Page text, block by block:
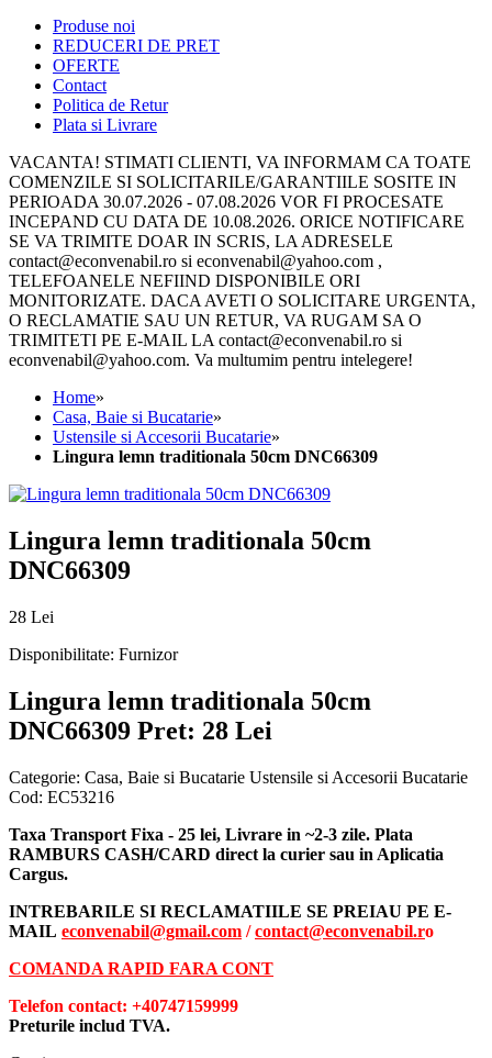
Produse noi
REDUCERI DE PRET
OFERTE
Contact
Politica de Retur
Plata si Livrare
VACANTA! STIMATI CLIENTI, VA INFORMAM CA TOATE
COMENZILE SI SOLICITARILE/GARANTIILE SOSITE IN
PERIOADA 30.07.2026 - 07.08.2026 VOR FI PROCESATE
INCEPAND CU DATA DE 10.08.2026. ORICE NOTIFICARE
SE VA TRIMITE DOAR IN SCRIS, LA ADRESELE
contact@econvenabil.ro si econvenabil@yahoo.com ,
TELEFOANELE NEFIIND DISPONIBILE ORI
MONITORIZATE. DACA AVETI O SOLICITARE URGENTA,
O RECLAMATIE SAU UN RETUR, VA RUGAM SA O
TRIMITETI PE E-MAIL LA contact@econvenabil.ro si
econvenabil@yahoo.com. Va multumim pentru intelegere!
Home»
Casa, Baie si Bucatarie»
Ustensile si Accesorii Bucatarie»
Lingura lemn traditionala 50cm DNC66309
Lingura lemn traditionala 50cm
DNC66309
28 Lei
Disponibilitate: Furnizor
Lingura lemn traditionala 50cm
DNC66309 Pret: 28 Lei
Categorie: Casa, Baie si Bucatarie Ustensile si Accesorii Bucatarie
Cod: EC53216
Taxa Transport Fixa - 25 lei, Livrare in ~2-3 zile. Plata
RAMBURS CASH/CARD direct la curier sau in Aplicatia
Cargus.
INTREBARILE SI RECLAMATIILE SE PREIAU PE E-
MAIL econvenabil@gmail.com /contact@econvenabil.ro
COMANDA RAPID FARA CONT
Telefon contact: +40747159999
Preturile includ TVA.